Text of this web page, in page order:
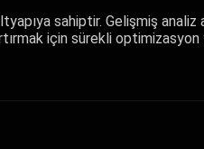
sahiptir. Gelişmiş analiz
için sürekli optimizasyon